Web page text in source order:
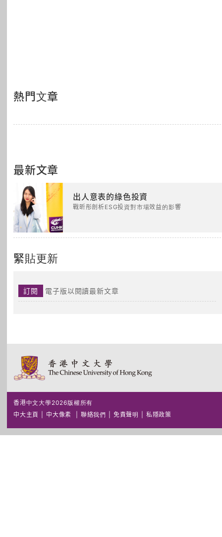
熱門文章
最新文章
出人意表的綠色投資
戰昕彤剖析ESG投資對市場效益的影響
緊貼更新
訂閱 電子版以閱讀最新文章
香港中文大學2026版權所有
中大主頁
中大像素 聯絡我們 免責聲明 私隱政策